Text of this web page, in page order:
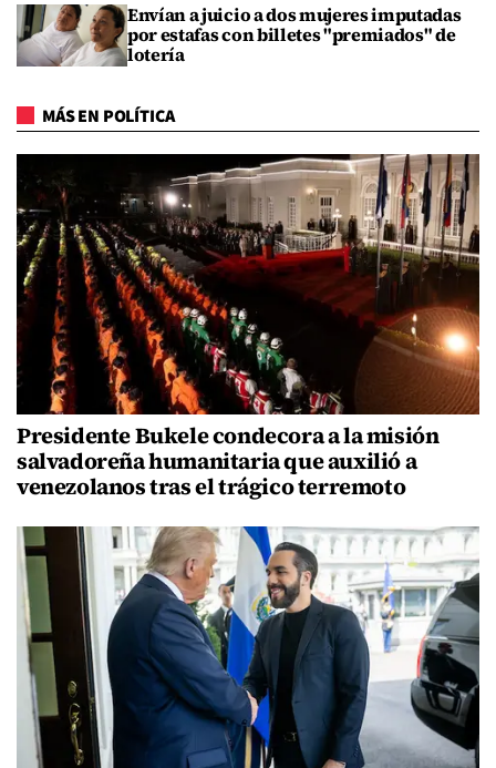
Envían a juicio a dos mujeres imputadas
por estafas con billetes "premiados" de
lotería
MÁS EN POLÍTICA
Presidente Bukele condecora a la misión
salvadoreña humanitaria que auxilió a
venezolanos tras el trágico terremoto